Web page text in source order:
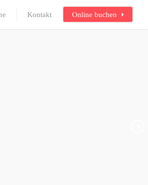
Kontakt Online buchen